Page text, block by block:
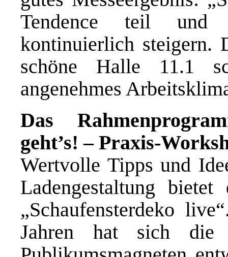
Tendence teil und
kontinuierlich steigern.
schöne Halle 11.1
angenehmes
Das
geht’s! – Praxis-
Wertvolle Tipps und
Ladengestaltung
„Schaufensterdeko
Jahren hat sich die